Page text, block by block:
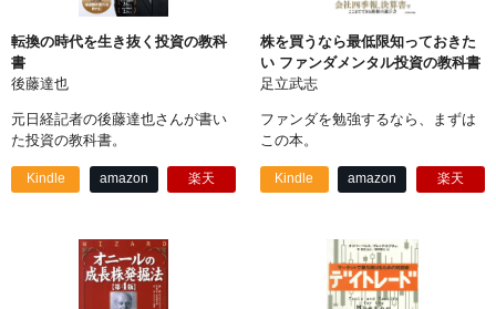
転換の時代を生き抜く投資の教科
書
後藤達也
元日経記者の後藤達也さんが書い
た投資の教科書。
Kindle amazon 楽天
株を買うなら最低限知っておきた
い ファンダメンタル投資の教科書
足立武志
ファンダを勉強するなら、まずは
この本。
Kindle amazon 楽天